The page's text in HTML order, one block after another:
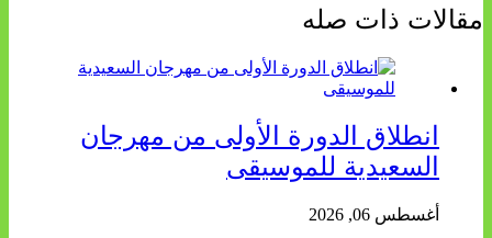
مقالات ذات صله
انطلاق الدورة الأولى من مهرجان
السعيدية للموسيقى
أغسطس 06, 2026